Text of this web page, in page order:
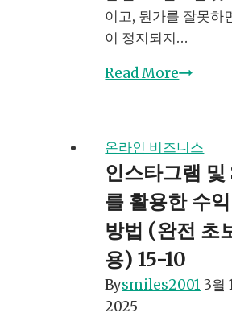
이고, 뭔가를 잘못하
이 정지되지…
Read More제
케
팅
으
로
돈
는
법:
온라인 비즈니스
인스타그램 및
를 활용한 수
방법 (완전 초
용) 15-10
Bysmiles2001 3월
2025